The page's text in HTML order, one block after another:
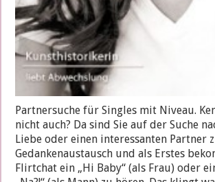
Partnersuche für Singles mit Niveau.
nicht auch? Da sind Sie auf der Suche
Liebe oder einen interessanten Partner
Gedankenaustausch und als Erstes
Flirtchat ein „Hi Baby“ (als Frau) oder